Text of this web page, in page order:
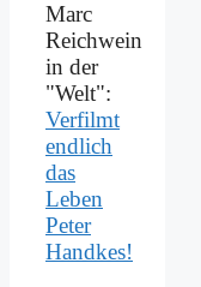
Marc
Reichwein
in der
"Welt":
Verfilmt
endlich
das
Leben
Peter
Handkes!